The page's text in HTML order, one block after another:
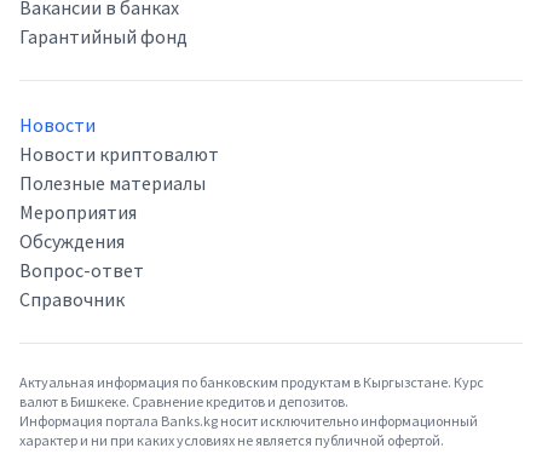
Вакансии в банках
Гарантийный фонд
Новости
Новости криптовалют
Полезные материалы
Мероприятия
Обсуждения
Вопрос-ответ
Справочник
Актуальная информация по банковским продуктам в Кыргызстане. Курс
валют в Бишкеке. Сравнение кредитов и депозитов.
Информация портала Banks.kg носит исключительно информационный
характер и ни при каких условиях не является публичной офертой.